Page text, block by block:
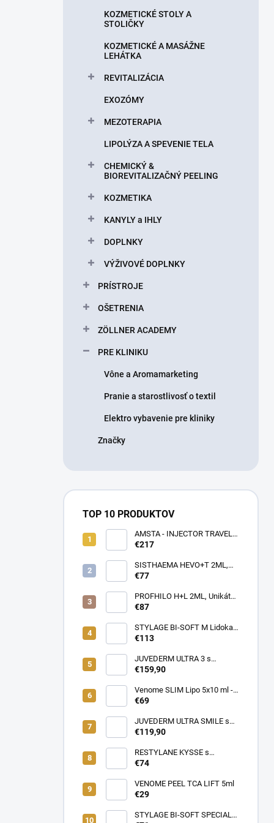
KOZMETICKÉ STOLY A
STOLIČKY
KOZMETICKÉ A MASÁŽNE
LEHÁTKA
REVITALIZÁCIA
EXOZÓMY
MEZOTERAPIA
LIPOLÝZA A SPEVENIE TELA
CHEMICKÝ &
BIOREVITALIZAČNÝ PEELING
KOZMETIKA
KANYLY a IHLY
DOPLNKY
VÝŽIVOVÉ DOPLNKY
PRÍSTROJE
OŠETRENIA
ZÖLLNER ACADEMY
PRE KLINIKU
Vône a Aromamarketing
Pranie a starostlivosť o textil
Elektro vybavenie pre kliniky
Značky
TOP 10 PRODUKTOV
AMSTA - INJECTOR TRAVEL
BAG - LIMITOVANÁ EDÍCIA -
pre lekárov estetickej
medicíny v pohybe (rôzne
€217
SISTHAEMA HEVO+T 2ML,
70mg/2ml = 50mg/HA + 20mg
Dermálna Regenerácia,
SKUTOČNÉ OMLADENIE,
Patentované zloženie
(VENOME)
€77
PROFHILO H+L 2ML, Unikátny
REMODELAČNÝ produkt pre
napnutie a lifting pokožky, až
64mg kyseliny Hyalurónovej
€87
STYLAGE BI-SOFT M Lidokaín
2x1ml s Mannitolom s
EŠTE LEPŠIE výsledky!
€113
JUVEDERM ULTRA 3 s
Lidokaínom (2x1ml)
€159,90
Venome SLIM Lipo 5x10 ml -
Pomáha v boji proti tukovým
odstrániť
€69
JUVEDERM ULTRA SMILE s
Lidokaínom (2x0,55ml)
€119,90
RESTYLANE KYSSE s
lidokaínom (1x1ml)
€74
VENOME PEEL TCA LIFT 5ml
€29
STYLAGE BI-SOFT SPECIAL